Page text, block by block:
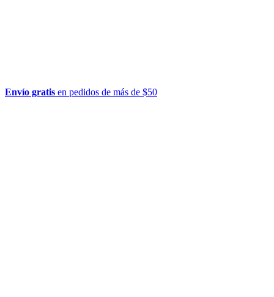
Envío gratis en pedidos de más de $50